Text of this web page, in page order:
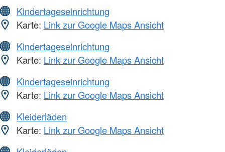
Kindertageseinrichtung
Karte: Link zur Google Maps Ansicht
Kindertageseinrichtung
Karte: Link zur Google Maps Ansicht
Kindertageseinrichtung
Karte: Link zur Google Maps Ansicht
Kleiderläden
Karte: Link zur Google Maps Ansicht